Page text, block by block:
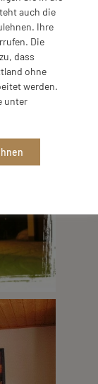
auch die
Ihre
Die
dass
ohne
werden.
unter